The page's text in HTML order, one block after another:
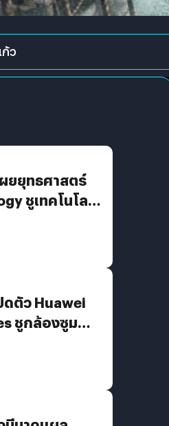
ว
ผยยุทธศาสตร์
ชูเทคโนโลยี
ดตัว Huawei
ชูกล้องซูม